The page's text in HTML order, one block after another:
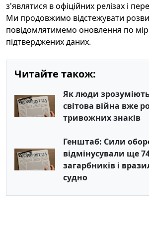
з'являтися в офіційних релізах і
Ми продовжимо відстежувати
повідомлятимемо оновлення по
підтверджених даних.
Читайте також:
Як люди
світова війна вже
тривожних знаків
Генштаб: Сили
відмінусували ще
загарбників і
судно